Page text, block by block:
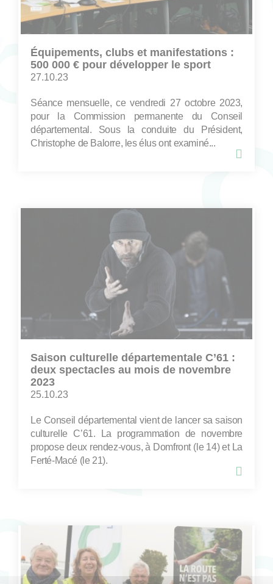
Équipements, clubs et manifestations :
500 000 € pour développer le sport
27.10.23
Séance mensuelle, ce vendredi 27 octobre 2023,
pour la Commission permanente du Conseil
départemental. Sous la conduite du Président,
Christophe de Balorre, les élus ont examiné...
Saison culturelle départementale C’61 :
deux spectacles au mois de novembre
2023
25.10.23
Le Conseil départemental vient de lancer sa saison
culturelle C’61. La programmation de novembre
propose deux rendez-vous, à Domfront (le 14) et La
Ferté-Macé (le 21).